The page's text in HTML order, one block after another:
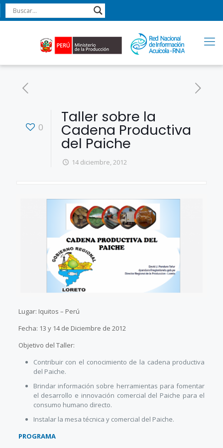
0
Taller sobre la
Cadena Productiva
del Paiche
14 diciembre, 2012
Lugar: Iquitos – Perú
Fecha: 13 y 14 de Diciembre de 2012
Objetivo del Taller:
Contribuir con el conocimiento de la cadena productiva
del Paiche.
Brindar información sobre herramientas para fomentar
el desarrollo e innovación comercial del Paiche para el
consumo humano directo.
Instalar la mesa técnica y comercial del Paiche.
PROGRAMA